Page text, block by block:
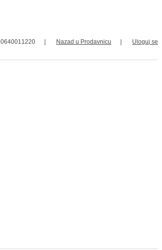
0640011220 Nazad u Prodavnicu Uloguj se